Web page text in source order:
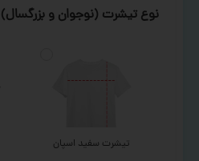
نوع تیشرت (نوجوان و بزرگسال)
تیشرت سفید اسپان